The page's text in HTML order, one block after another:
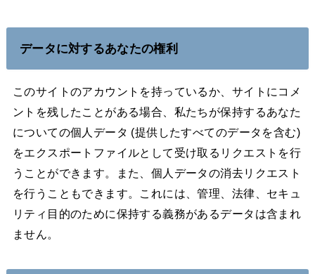
データに対するあなたの権利
このサイトのアカウントを持っているか、サイトにコメ
ントを残したことがある場合、私たちが保持するあなた
についての個人データ (提供したすべてのデータを含む)
をエクスポートファイルとして受け取るリクエストを行
うことができます。また、個人データの消去リクエスト
を行うこともできます。これには、管理、法律、セキュ
リティ目的のために保持する義務があるデータは含まれ
ません。